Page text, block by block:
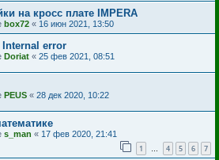
на кросс плате IMPERA
box72 « 16 июн 2021, 13:50
error
Doriat « 25 фев 2021, 08:51
PEUS « 28 дек 2020, 10:22
s_man « 17 фев 2020, 21:41
1 … 4 5 6 7